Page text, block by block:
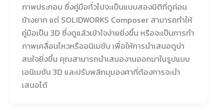
ภาพประกอบ ซึ่งคู่มือทั่วไปจะเป็นแบบสองมิติที่ดูค่อน
ข้างยาก แต่ SOLIDWORKS Composer สามารถทำให้
คู่มือเป็น 3D ซึ่งดูแล้วเข้าใจง่ายยิ่งขึ้น หรือจะเป็นการทำ
ภาพเคลื่อนไหวหรืออนิเมชัน เพื่อให้การนำเสนอดูน่า
สนใจยิ่งขึ้น คุณสามารถนำเสนองานออกมาในรูปแบบ
เอนิเมชัน 3D และปรับพลิกมุมองศาที่ต้องการจะนำ
เสนอได้